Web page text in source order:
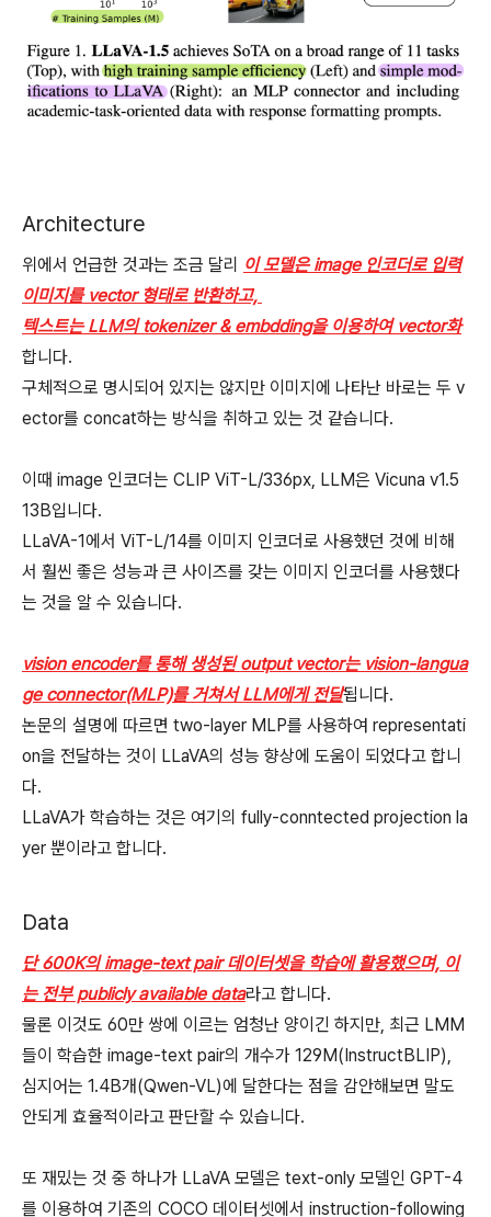
Architecture
위에서 언급한 것과는 조금 달리 이 모델은 image 인코더로 입력
이미지를 vector 형태로 반환하고,
텍스트는 LLM의 tokenizer & embdding을 이용하여 vector화
합니다.
구체적으로 명시되어 있지는 않지만 이미지에 나타난 바로는 두 v
ector를 concat하는 방식을 취하고 있는 것 같습니다.
이때 image 인코더는 CLIP ViT-L/336px, LLM은 Vicuna v1.5
13B입니다.
LLaVA-1에서 ViT-L/14를 이미지 인코더로 사용했던 것에 비해
서 훨씬 좋은 성능과 큰 사이즈를 갖는 이미지 인코더를 사용했다
는 것을 알 수 있습니다.
vision encoder를 통해 생성된 output vector는 vision-langua
ge connector(MLP)를 거쳐서 LLM에게 전달됩니다.
논문의 설명에 따르면 two-layer MLP를 사용하여 representati
on을 전달하는 것이 LLaVA의 성능 향상에 도움이 되었다고 합니
다.
LLaVA가 학습하는 것은 여기의 fully-conntected projection la
yer 뿐이라고 합니다.
Data
단 600K의 image-text pair 데이터셋을 학습에 활용했으며, 이
는 전부 publicly available data라고 합니다.
물론 이것도 60만 쌍에 이르는 엄청난 양이긴 하지만, 최근 LMM
들이 학습한 image-text pair의 개수가 129M(InstructBLIP),
심지어는 1.4B개(Qwen-VL)에 달한다는 점을 감안해보면 말도
안되게 효율적이라고 판단할 수 있습니다.
또 재밌는 것 중 하나가 LLaVA 모델은 text-only 모델인 GPT-4
를 이용하여 기존의 COCO 데이터셋에서 instruction-following